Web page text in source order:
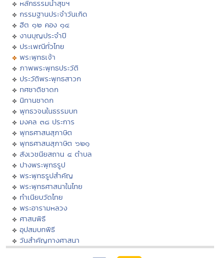
หลักธรรมนำสุขฯ
กรรมฐานประจำวันเกิด
ฮีต ๑๒ คอง ๑๔
งานบุญประจำปี
ประเพณีทั่วไทย
พระพุทธเจ้า
ภาพพระพุทธประวัติ
ประวัติพระพุทธสาวก
ทศชาติชาดก
นิทานชาดก
พุทธวจนในธรรมบท
มงคล ๓๘ ประการ
พุทธศาสนสุภาษิต
พุทธศาสนสุภาษิต ๖๒๑
สังเวชนียสถาน ๔ ตำบล
ปางพระพุทธรูป
พระพุทธรูปสำคัญ
พระพุทธศาสนาในไทย
ทำเนียบวัดไทย
พระอารามหลวง
ศาสนพิธี
อุปสมบทพิธี
วันสำคัญทางศาสนา